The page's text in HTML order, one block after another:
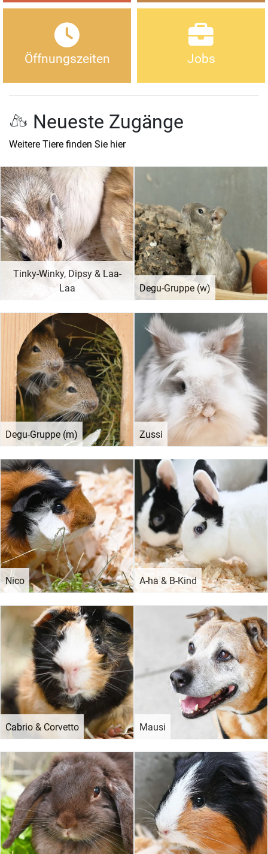
Öffnungszeiten Jobs
Neueste Zugänge
Weitere Tiere finden Sie hier
Tinky-Winky, Dipsy & Laa-
Laa
Degu-Gruppe (w)
Degu-Gruppe (m) Zussi
Nico A-ha & B-Kind
Cabrio & Corvetto Mausi